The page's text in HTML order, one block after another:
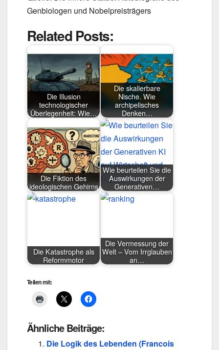
Genbiologen und Nobelpreisträgers
Related Posts:
Die Illusion
technologischer
Überlegenheit: Wie…
Die skalierbare
Nische. Wie
archipelisches
Denken…
Die Fiktion des
ideologischen Gehirns
Wie beurteilen Sie die
Auswirkungen der
Generativen…
Die Katastrophe als
Reformmotor
Die Vermessung der
Welt – Vom Irrglauben
an…
Teilen mit:
Ähnliche Beiträge:
Die Logik des Lebenden (Francois